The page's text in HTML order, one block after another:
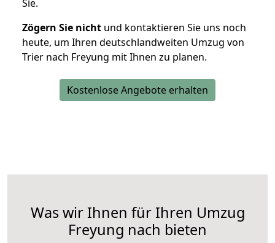
Sie.
Zögern Sie nicht und kontaktieren Sie uns noch
heute, um Ihren deutschlandweiten Umzug von
Trier nach Freyung mit Ihnen zu planen.
Kostenlose Angebote erhalten
Was wir Ihnen für Ihren Umzug
Freyung nach bieten